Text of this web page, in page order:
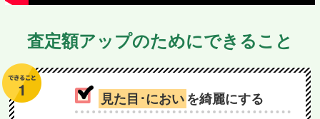
査定額アップのためにできること
見た目･におい を綺麗にする